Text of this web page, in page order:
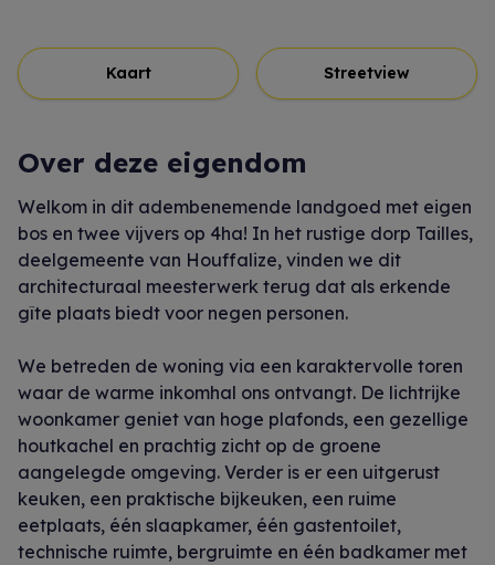
Kaart Streetview
Over deze eigendom
Welkom in dit adembenemende landgoed met eigen
bos en twee vijvers op 4ha! In het rustige dorp Tailles,
deelgemeente van Houffalize, vinden we dit
architecturaal meesterwerk terug dat als erkende
gîte plaats biedt voor negen personen.
We betreden de woning via een karaktervolle toren
waar de warme inkomhal ons ontvangt. De lichtrijke
woonkamer geniet van hoge plafonds, een gezellige
houtkachel en prachtig zicht op de groene
aangelegde omgeving. Verder is er een uitgerust
keuken, een praktische bijkeuken, een ruime
eetplaats, één slaapkamer, één gastentoilet,
technische ruimte, bergruimte en één badkamer met